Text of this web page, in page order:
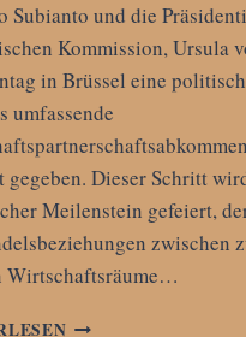
Subianto und die
Kommission, Ursula
in Brüssel eine
umfassende
gegeben. Dieser Schritt
Meilenstein gefeiert,
zwischen
Wirtschaftsräume…
WECHSELNDE